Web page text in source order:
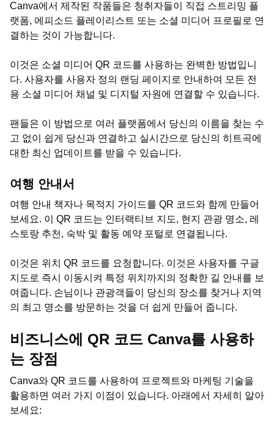
Canva에서 제작된 작품들은 청취자들이 직접 스트리밍 플
랫폼, 에피소드 플레이리스트 또는 소셜 미디어 프로필로 연
결하는 것이 가능합니다.
이것은 소셜 미디어 QR 코드를 사용하는 완벽한 방법입니
다. 사용자를 사용자 정의 랜딩 페이지로 안내하여 모든 전
용 소셜 미디어 채널 및 디지털 자원에 연결할 수 있습니다.
팬들은 이 방법으로 여러 플랫폼에서 당신의 이름을 찾는 수
고 없이 쉽게 당신과 연결하고 실시간으로 당신의 히트곡에
대한 최신 업데이트를 받을 수 있습니다.
여행 안내서
여행 안내 책자나 목적지 가이드를 QR 코드와 함께 만들어
보세요. 이 QR 코드는 인터랙티브 지도, 현지 관광 명소, 레
스토랑 추천, 숙박 및 활동 예약 포털로 연결됩니다.
이것은 위치 QR 코드를 요청합니다. 이것은 사용자를 구글
지도로 즉시 이동시켜 특정 위치까지의 정확한 길 안내를 보
여줍니다. 손님이나 관광객들이 당신의 장소를 찾거나 지역
의 최고 명소를 방문하는 것을 더 쉽게 만들어 줍니다.
비즈니스에 QR 코드 Canva를 사용하
는 장점
Canva와 QR 코드를 사용하여 프로젝트와 마케팅 기술을
활용하면 여러 가지 이점이 있습니다. 아래에서 자세히 알아
보세요: